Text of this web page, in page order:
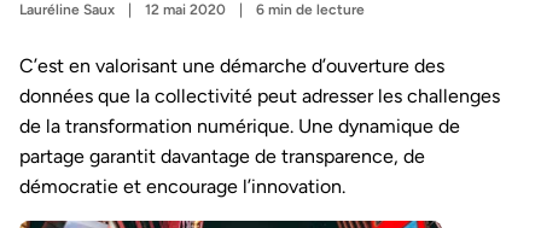
Lauréline Saux
12 mai 2020 6 min de lecture
C’est en valorisant une démarche d’ouverture des
données que la collectivité peut adresser les challenges
de la transformation numérique. Une dynamique de
partage garantit davantage de transparence, de
démocratie et encourage l’innovation.